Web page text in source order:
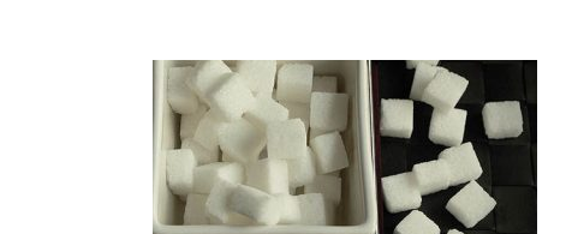
La caries y el azúcar